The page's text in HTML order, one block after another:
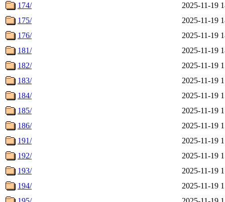
174/
2025-11-19
175/
2025-11-19
176/
2025-11-19
181/
2025-11-19
182/
2025-11-19
183/
2025-11-19
184/
2025-11-19
185/
2025-11-19
186/
2025-11-19
191/
2025-11-19
192/
2025-11-19
193/
2025-11-19
194/
2025-11-19